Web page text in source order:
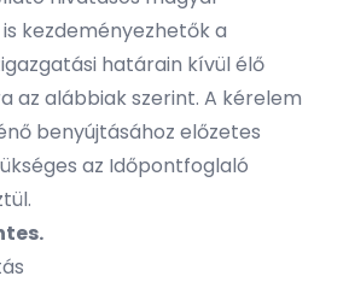
kezdeményezhetők a
határain kívül élő
az alábbiak szerint. A kérelem
benyújtásához előzetes
az Időpontfoglaló